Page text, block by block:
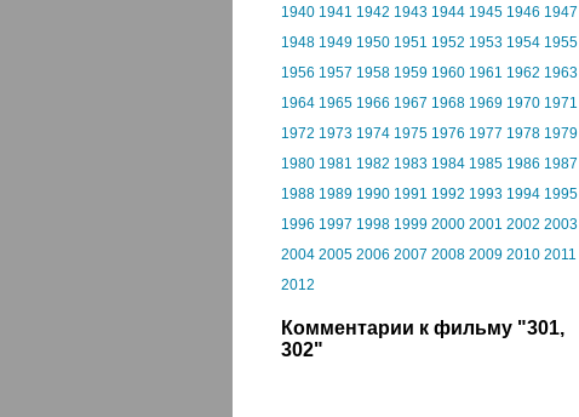
1940 1941 1942 1943 1944 1945 1946 1947
1948 1949 1950 1951 1952 1953 1954 1955
1956 1957 1958 1959 1960 1961 1962 1963
1964 1965 1966 1967 1968 1969 1970 1971
1972 1973 1974 1975 1976 1977 1978 1979
1980 1981 1982 1983 1984 1985 1986 1987
1988 1989 1990 1991 1992 1993 1994 1995
1996 1997 1998 1999 2000 2001 2002 2003
2004 2005 2006 2007 2008 2009 2010 2011
2012
Комментарии к фильму "301,
302"